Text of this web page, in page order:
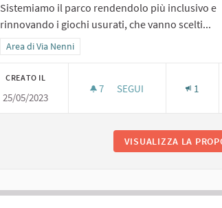
Sistemiamo il parco rendendolo più inclusivo e
rinnovando i giochi usurati, che vanno scelti...
Filtra i risultati per categoria: Area di Via Nenni
Area di Via Nenni
CREATO IL
25/05/2023
7 7 SOSTENITORI
SEGUI 1
VISUALIZZA LA